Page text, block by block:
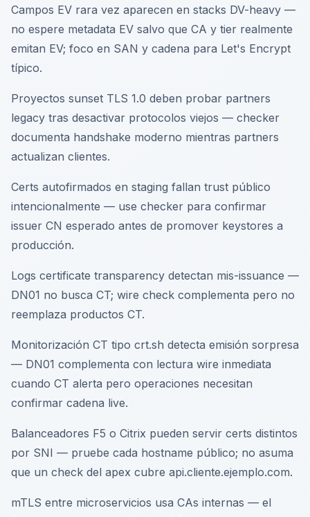
Campos EV rara vez aparecen en stacks DV-heavy —
no espere metadata EV salvo que CA y tier realmente
emitan EV; foco en SAN y cadena para Let's Encrypt
típico.
Proyectos sunset TLS 1.0 deben probar partners
legacy tras desactivar protocolos viejos — checker
documenta handshake moderno mientras partners
actualizan clientes.
Certs autofirmados en staging fallan trust público
intencionalmente — use checker para confirmar
issuer CN esperado antes de promover keystores a
producción.
Logs certificate transparency detectan mis-issuance —
DN01 no busca CT; wire check complementa pero no
reemplaza productos CT.
Monitorización CT tipo crt.sh detecta emisión sorpresa
— DN01 complementa con lectura wire inmediata
cuando CT alerta pero operaciones necesitan
confirmar cadena live.
Balanceadores F5 o Citrix pueden servir certs distintos
por SNI — pruebe cada hostname público; no asuma
que un check del apex cubre api.cliente.ejemplo.com.
mTLS entre microservicios usa CAs internas — el